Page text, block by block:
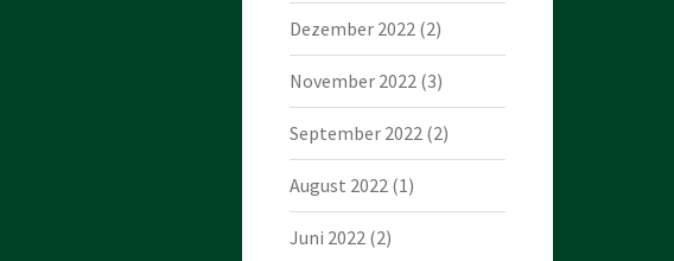
Dezember 2022(2)
November 2022(3)
September 2022(2)
August 2022(1)
Juni 2022(2)